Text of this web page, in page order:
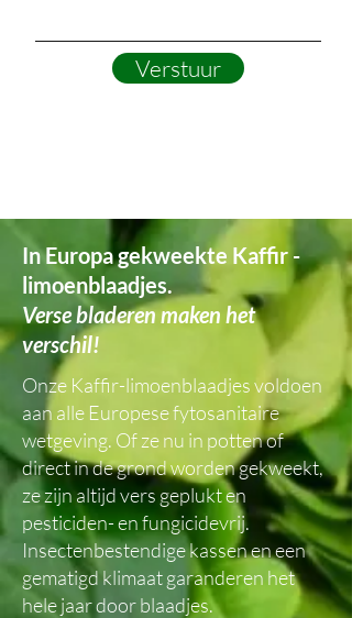
Verstuur
In Europa gekweekte Kaffir -
limoenblaadjes.
Verse bladeren maken het
verschil!
Onze Kaffir-limoenblaadjes voldoen
aan alle Europese fytosanitaire
wetgeving. Of ze nu in potten of
direct in de grond worden gekweekt,
ze zijn altijd vers geplukt en
pesticiden- en fungicidevrij.
Insectenbestendige kassen en een
gematigd klimaat garanderen het
hele jaar door blaadjes.